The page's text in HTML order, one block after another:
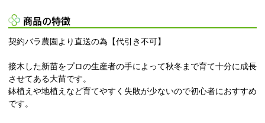
商品の特徴
契約バラ農園より直送の為【代引き不可】
接木した新苗をプロの生産者の手によって秋冬まで育て十分に成長
させてある大苗です。
鉢植えや地植えなど育てやすく失敗が少ないので初心者におすすめ
です。